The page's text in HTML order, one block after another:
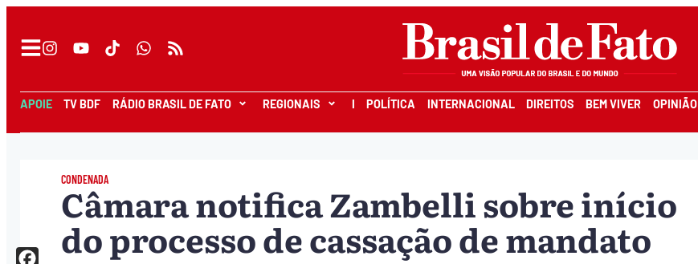
APOIE TV BDF RÁDIO BRASIL DE FATO REGIONAIS I POLÍTICA INTERNACIONAL DIREITOS BEM VIVER OPINIÃO
CONDENADA
Câmara notifica Zambelli sobre início
do processo de cassação de mandato